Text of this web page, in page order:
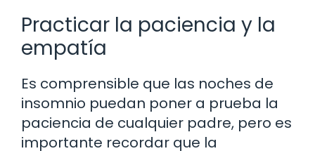
Practicar la paciencia y la
empatía
Es comprensible que las noches de
insomnio puedan poner a prueba la
paciencia de cualquier padre, pero es
importante recordar que la